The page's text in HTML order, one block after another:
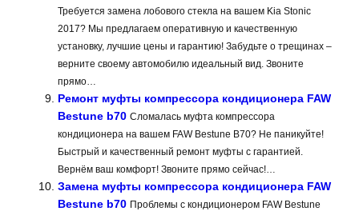
Требуется замена лобового стекла на вашем Kia Stonic
2017? Мы предлагаем оперативную и качественную
установку, лучшие цены и гарантию! Забудьте о трещинах –
верните своему автомобилю идеальный вид. Звоните
прямо…
Ремонт муфты компрессора кондиционера FAW
Bestune b70 Сломалась муфта компрессора
кондиционера на вашем FAW Bestune B70? Не паникуйте!
Быстрый и качественный ремонт муфты с гарантией.
Вернём ваш комфорт! Звоните прямо сейчас!…
Замена муфты компрессора кондиционера FAW
Bestune b70 Проблемы с кондиционером FAW Bestune